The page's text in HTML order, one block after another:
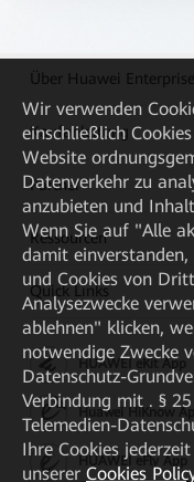
Über Huawei Enterprise
Kaufanleitung
Partner
Ressourcen
Quick Links
HUAWEI eKit App
Huawei HiKnow
HUAWEI eFly App
Wir verwenden
einschließlich
Website
Datenverkehr zu
anzubieten und
Wenn Sie auf "Alle
damit einverstanden,
und Cookies von
Analysezwecke
ablehnen" klicken,
notwendige Zwecke
Datenschutz-
Verbindung mit . §
Telemedien-
Ihre Cookies
unserer Cookies